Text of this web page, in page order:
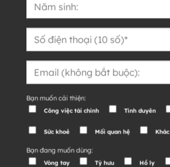
Bạn muốn cải thiện:
Công việc tài chính Tình duyên
Sức khoẻ Mối quan hệ Khác
Bạn đang muốn dùng:
Vòng tay Tỳ hưu Hồ ly